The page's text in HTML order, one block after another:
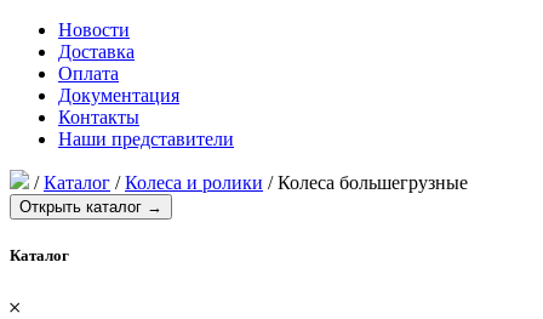
Новости
Доставка
Оплата
Документация
Контакты
Наши представители
/Каталог /Колеса и ролики /Колеса большегрузные
Открыть каталог →
Каталог
𐄂